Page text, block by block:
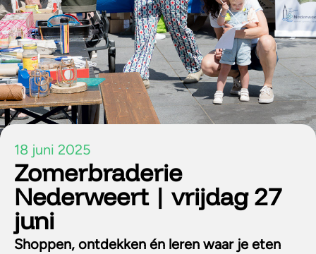
18 juni 2025
Zomerbraderie
Nederweert | vrijdag 27
juni
Shoppen, ontdekken én leren waar je eten